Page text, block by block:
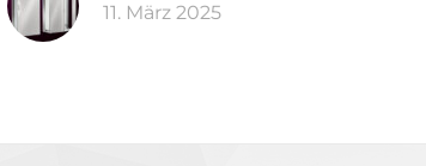
11. März 2025